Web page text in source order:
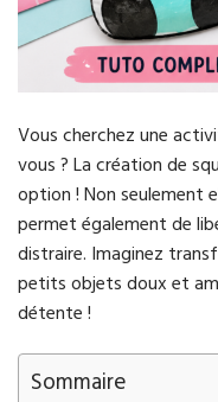
Vous cherchez une
vous ? La création de
option ! Non seulement
permet également de
distraire. Imaginez
petits objets doux et
détente !
Sommaire